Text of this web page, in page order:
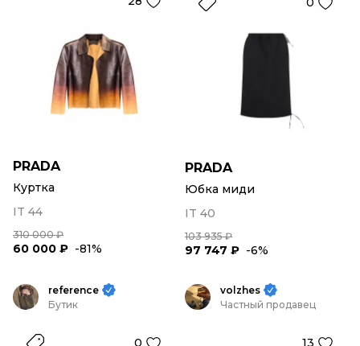
PRADA
Куртка
IT 44
310 000 ₽
60 000 ₽ -81%
PRADA
Юбка миди
IT 40
103 935 ₽
97 747 ₽ -6%
reference
Бутик
0
volzhes
Частный продавец
13